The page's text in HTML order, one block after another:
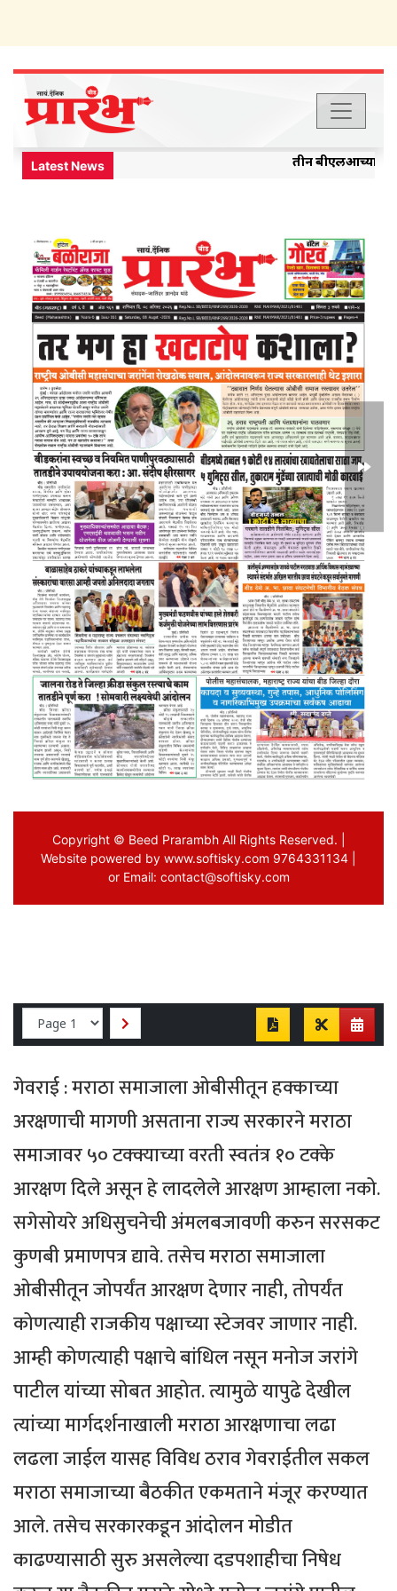
गेवराई : मराठा समाजाला ओबीसीतून हक्काच्या
अरक्षणाची मागणी असताना राज्य सरकारने मराठा
समाजावर ५० टक्क्याच्या वरती स्वतंत्र १० टक्के
आरक्षण दिले असून हे लादलेले आरक्षण आम्हाला नको.
सगेसोयरे अधिसुचनेची अंमलबजावणी करुन सरसकट
कुणबी प्रमाणपत्र द्यावे. तसेच मराठा समाजाला
ओबीसीतून जोपर्यंत आरक्षण देणार नाही, तोपर्यंत
कोणत्याही राजकीय पक्षाच्या स्टेजवर जाणार नाही.
आम्ही कोणत्याही पक्षाचे बांधिल नसून मनोज जरांगे
पाटील यांच्या सोबत आहोत. त्यामुळे यापुढे देखील
त्यांच्या मार्गदर्शनाखाली मराठा आरक्षणाचा लढा
लढला जाईल यासह विविध ठराव गेवराईतील सकल
मराठा समाजाच्या बैठकीत एकमताने मंजूर करण्यात
आले. तसेच सरकारकडून आंदोलन मोडीत
काढण्यासाठी सुरु असलेल्या दडपशाहीचा निषेध